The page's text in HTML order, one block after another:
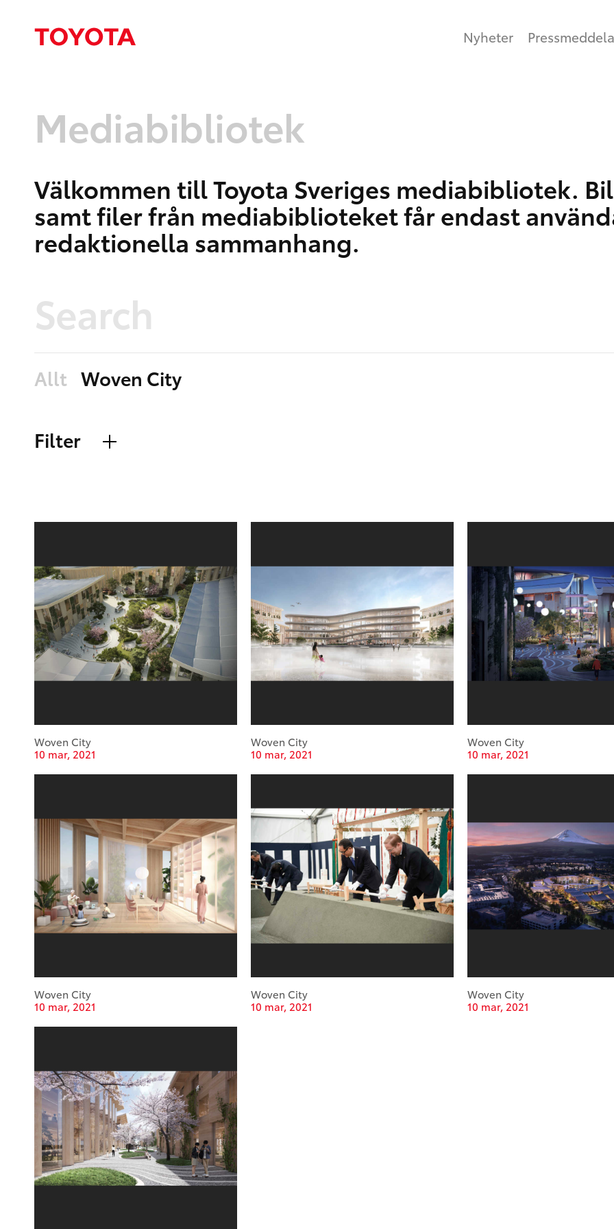
Nyheter
Mediabibliotek
Välkommen till Toyota Sveriges mediabibliotek.
samt filer från mediabiblioteket får endast
redaktionella sammanhang.
Allt Woven City
Filter
Woven City
10 mar, 2021
Woven City
10 mar, 2021
Woven City
10 mar, 2021
Woven City
10 mar, 2021
Woven City
10 mar, 2021
Woven City
10 mar, 2021